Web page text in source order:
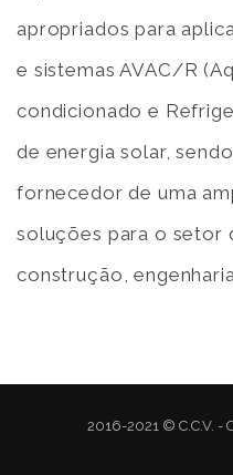
apropriados para
e sistemas AVAC/R
condicionado e
de energia solar,
fornecedor de uma
soluções para o setor
construção,
2016-2021 © C.C.V. -